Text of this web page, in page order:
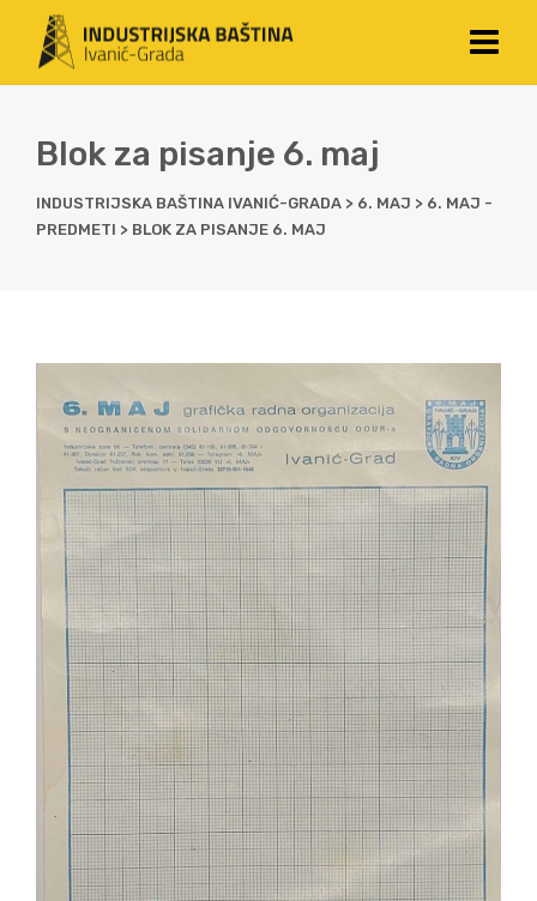
Blok za pisanje 6. maj
INDUSTRIJSKA BAŠTINA IVANIĆ-GRADA > 6. MAJ > 6. MAJ -
PREDMETI > BLOK ZA PISANJE 6. MAJ